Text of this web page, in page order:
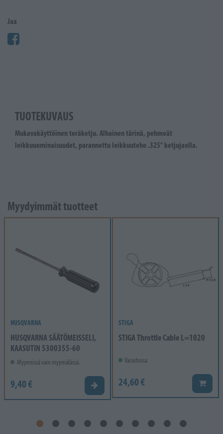
Jaa
TUOTEKUVAUS
Mukavakäyttöinen teräketju. Alhainen tärinä, pehmeät
leikkuuominaisuudet, parannettu leikkuuteho .325" ketjujaolla.
Myydyimmät tuotteet
HUSQVARNA
HUSQVARNA SÄÄTÖMEISSELI,
KAASUTIN 5300355-60
Myynnissä vain myymälässä.
9,40 € Valitse vaihtoehto
STIGA
STIGA Throttle Cable L=1020
Varastossa
24,60 € Lisää